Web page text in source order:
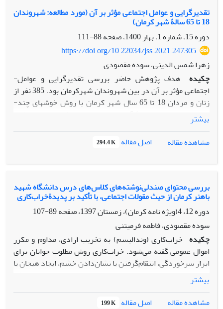
تقدیرگرایی و عوامل اجتماعی مؤثر بر آن (مورد مطالعه: شهروندان
18 تا 65 سالۀ شهر کرمان)
دوره 15، شماره 1، بهار 1400، صفحه
88-111
https://doi.org/10.22034/jss.2021.247305
زهرا شمس الدینی، سوده مقصودی
چکیده هدف ­پژوهش ­حاضر بررسی ­تقدیرگرایی و عوامل­
اجتماعی مؤثر بر آن در بین شهروندان ­شهر­کرمان بود.
385 نفر از
زنان و مردان 18 تا 65 سال شهر کرمان با روش خوشه­ای ­چند­
مرحله­ای به‌ عنوان نمونۀ ­آماری تحقیق انتخاب شدند. نتایج نشان
داد که بین متغیرهای دین‌داری، احساس ­بی‌قدرتی، احساس ­
بیگانگی اجتماعی، احساس ­نابرابری اجتماعی، و تقدیرگرایی رابطۀ
مثبت و بین نیاز به موفقیت و تقدیرگرایی رابطۀ منفی وجود دارد.
یافته­ها نشان داد که متغیرهای احساس بی قدرتی، دین‌داری، نیاز
مؤثرند و توانسته‌اند تا 22/0 از تغییرات واریانس متغیر
تقدیرگرایی را پیش‌بینی کنند. بنابراین باید با ایجاد فرصت‌های
مناسب و برابر زمینۀ حضور و مشارکت تمام شهروندان را در
جامعه فراهم کرد تا احساساتی­ مانند احساس بیگانگی و بی قدرتی
و نابرابری اجتماعی را که باعث گرایش افراد به تقدیرگرایی می­
شود کاهش داد.
بیشتر
مشاهده مقاله
اصل مقاله 294.4 K
بررسی محتوای صندلی‌نوشته‌های کلاس‌های درس دانشگاه شهید
باهنر کرمان از حیث مقولات اجتماعی، با تأکید بر پدیدةخراب‌کاری
دوره 12، 4(ویژه نامه کرمان)، زمستان 1397، صفحه
89-107
سوده مقصودی، فاطمه فرمیتنی
چکیده خراب‌کاری (وندالیسم) به تخریب ارادی، مداوم و مکرر
اموال عمومی گفته می‌شود. خراب‌کاری روش مطلوب جوانان برای
ابراز سرخوردگی، انتقام‌گرفتن یا نشان‌دادن خشم، ایجاد هیجان یا
جلب توجه در موضوعی خاص است که به‌دلیل خسارت‌هایی که
ایجاد می‌کند، بسیاری آن را جرم تلقی می‌کنند. پژوهش حاضر
به‌منظور بررسی و شناسایی مطالب حک‌شده بر صندلی‌های
بیشتر
مشاهده مقاله
اصل مقاله 199 K